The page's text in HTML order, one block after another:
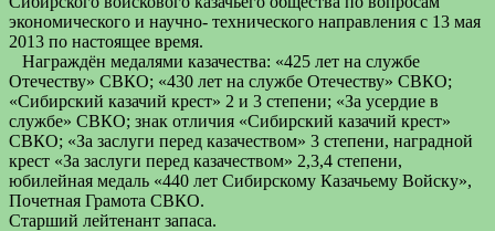
экономического и научно- технического направления с 13 мая
2013 по настоящее время.
Награждён медалями казачества: «425 лет на службе
Отечеству» СВКО; «430 лет на службе Отечеству» СВКО;
«Сибирский казачий крест» 2 и 3 степени; «За усердие в
службе» СВКО; знак отличия «Сибирский казачий крест»
СВКО; «За заслуги перед казачеством» 3 степени, наградной
крест «За заслуги перед казачеством» 2,3,4 степени,
юбилейная медаль «440 лет Сибирскому Казачьему Войску»,
Почетная Грамота СВКО.
Старший лейтенант запаса.